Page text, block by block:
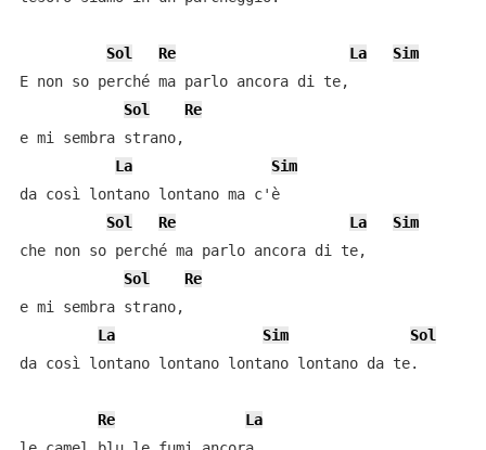
Sol Re La
Sim
E non so perché ma parlo ancora di te,
Sol
Re
e mi sembra strano,
La
Sim
da così lontano lontano ma c'è
Sol
Re La
Sim
che non so perché ma parlo ancora di te,
Sol
Re
e mi sembra strano,
La
Sim
Sol
da così lontano lontano lontano lontano da te.
Re
La